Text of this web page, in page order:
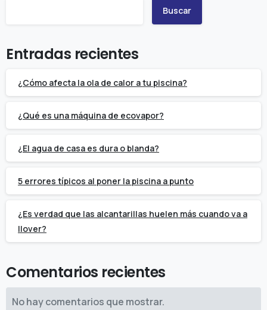
Buscar
Entradas recientes
¿Cómo afecta la ola de calor a tu piscina?
¿Qué es una máquina de ecovapor?
¿El agua de casa es dura o blanda?
5 errores típicos al poner la piscina a punto
¿Es verdad que las alcantarillas huelen más cuando va a
llover?
Comentarios recientes
No hay comentarios que mostrar.